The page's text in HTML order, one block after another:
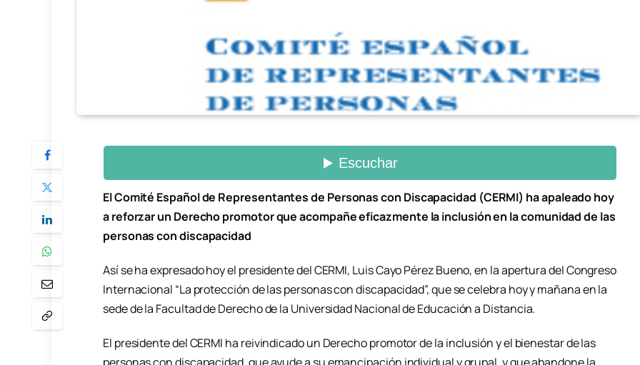
El Comité Español de Representantes de Personas con Discapacidad (CERMI) ha apaleado hoy
a reforzar un Derecho promotor que acompañe eficazmente la inclusión en la comunidad de las
personas con discapacidad
Así se ha expresado hoy el presidente del CERMI, Luis Cayo Pérez Bueno, en la apertura del Congreso
Internacional “La protección de las personas con discapacidad”, que se celebra hoy y mañana en la
sede de la Facultad de Derecho de la Universidad Nacional de Educación a Distancia.
El presidente del CERMI ha reivindicado un Derecho promotor de la inclusión y el bienestar de las